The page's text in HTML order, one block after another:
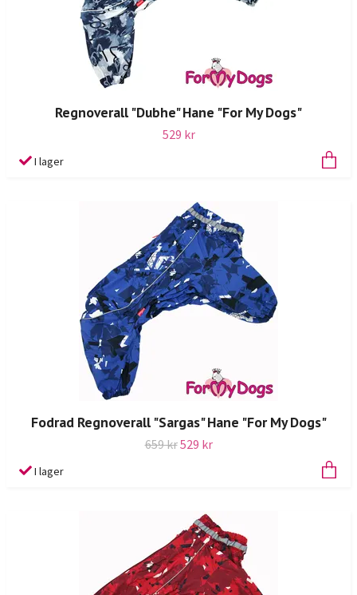
Regnoverall "Dubhe" Hane "For My Dogs"
529 kr
I lager
Fodrad Regnoverall "Sargas" Hane "For My Dogs"
659 kr529 kr
I lager